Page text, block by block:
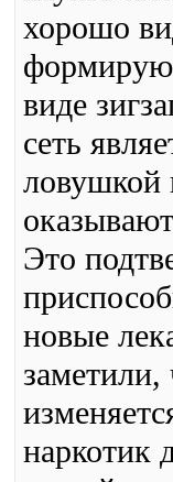
хорошо
виде
сеть
ловушкой
Это
новые
наркотик